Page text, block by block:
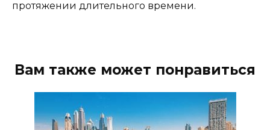
протяжении длительного времени.
Вам также может понравиться